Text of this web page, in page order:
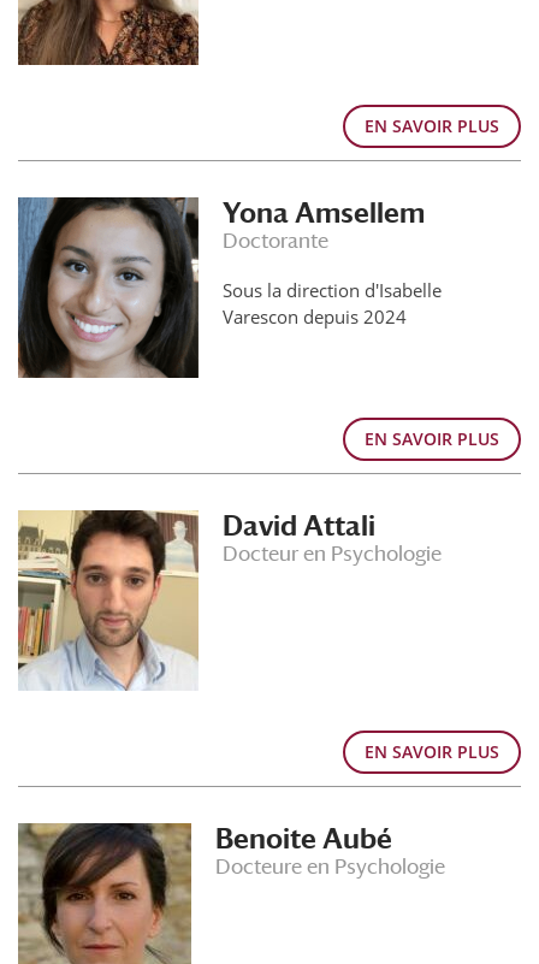
EN SAVOIR PLUS
Yona Amsellem
Doctorante
Sous la direction d'Isabelle
Varescon depuis 2024
EN SAVOIR PLUS
David Attali
Docteur en Psychologie
EN SAVOIR PLUS
Benoite Aubé
Docteure en Psychologie